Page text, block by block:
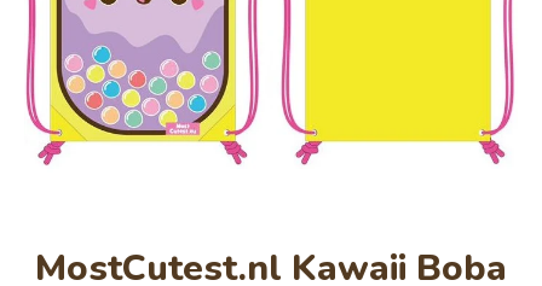
MostCutest.nl Kawaii Boba